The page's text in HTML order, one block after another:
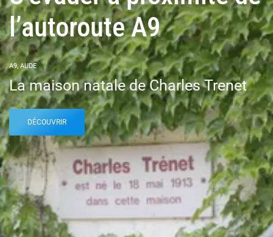
l’autoroute A9
A9, AUDE
La maison natale de Charles Trenet
DÉCOUVRIR